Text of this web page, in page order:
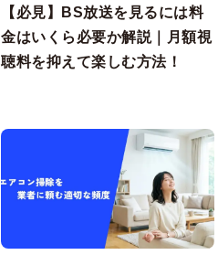
【必見】BS放送を見るには料
金はいくら必要か解説｜月額視
聴料を抑えて楽しむ方法！